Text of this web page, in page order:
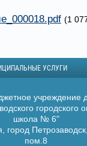
(1
УСЛУГИ
учреждение
городского
школа № 6"
город
пом.8